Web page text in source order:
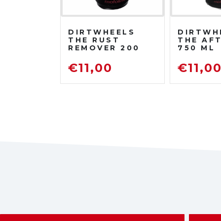
DIRTWHEELS
THE RUST
REMOVER 200
DISOSSIDANTE
RIMUOVI
€11,00
THE
750 ML
€11,00